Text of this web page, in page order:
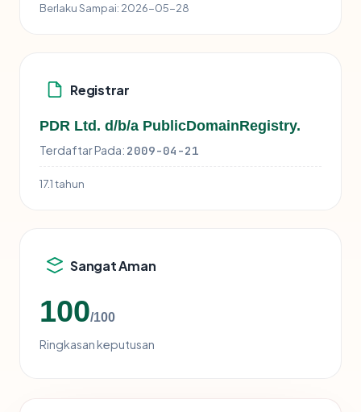
Berlaku Sampai: 2026-05-28
Registrar
PDR Ltd. d/b/a PublicDomainRegistry.
Terdaftar Pada: 2009-04-21
17.1 tahun
Sangat Aman
100/100
Ringkasan keputusan